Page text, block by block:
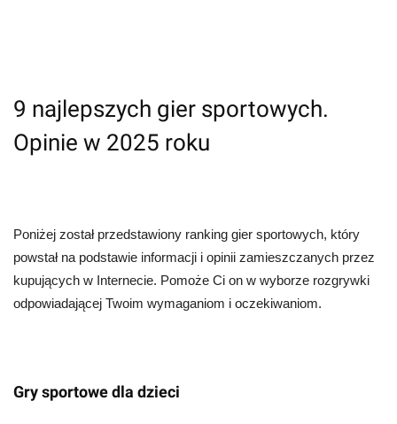
9 najlepszych gier sportowych.
Opinie w 2025 roku
Poniżej został przedstawiony ranking gier sportowych, który
powstał na podstawie informacji i opinii zamieszczanych przez
kupujących w Internecie. Pomoże Ci on w wyborze rozgrywki
odpowiadającej Twoim wymaganiom i oczekiwaniom.
Gry sportowe dla dzieci